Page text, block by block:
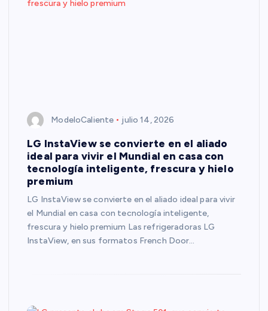
ModeloCaliente julio 14, 2026
LG InstaView se convierte en el aliado
ideal para vivir el Mundial en casa con
tecnología inteligente, frescura y hielo
premium
LG InstaView se convierte en el aliado ideal para vivir
el Mundial en casa con tecnología inteligente,
frescura y hielo premium Las refrigeradoras LG
InstaView, en sus formatos French Door…